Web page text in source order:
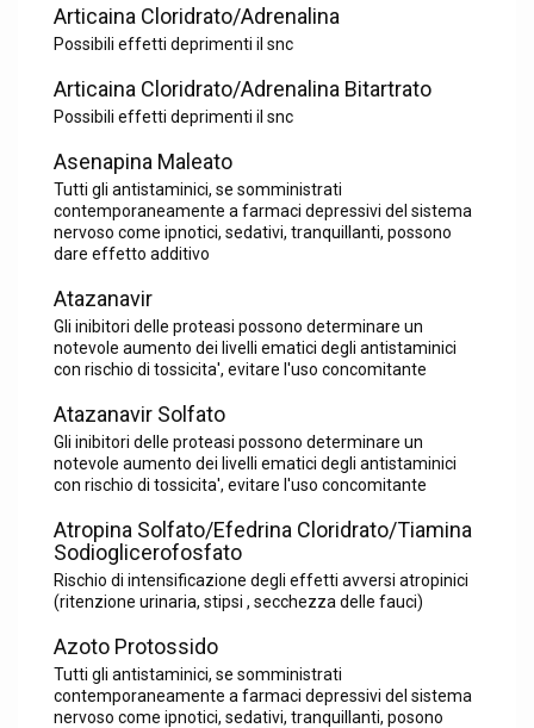
Articaina Cloridrato/Adrenalina
Possibili effetti deprimenti il snc
Articaina Cloridrato/Adrenalina Bitartrato
Possibili effetti deprimenti il snc
Asenapina Maleato
Tutti gli antistaminici, se somministrati
contemporaneamente a farmaci depressivi del sistema
nervoso come ipnotici, sedativi, tranquillanti, possono
dare effetto additivo
Atazanavir
Gli inibitori delle proteasi possono determinare un
notevole aumento dei livelli ematici degli antistaminici
con rischio di tossicita', evitare l'uso concomitante
Atazanavir Solfato
Gli inibitori delle proteasi possono determinare un
notevole aumento dei livelli ematici degli antistaminici
con rischio di tossicita', evitare l'uso concomitante
Atropina Solfato/Efedrina Cloridrato/Tiamina
Sodioglicerofosfato
Rischio di intensificazione degli effetti avversi atropinici
(ritenzione urinaria, stipsi , secchezza delle fauci)
Azoto Protossido
Tutti gli antistaminici, se somministrati
contemporaneamente a farmaci depressivi del sistema
nervoso come ipnotici, sedativi, tranquillanti, posono